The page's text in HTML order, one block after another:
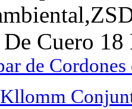
Cuero
de
Kllomm